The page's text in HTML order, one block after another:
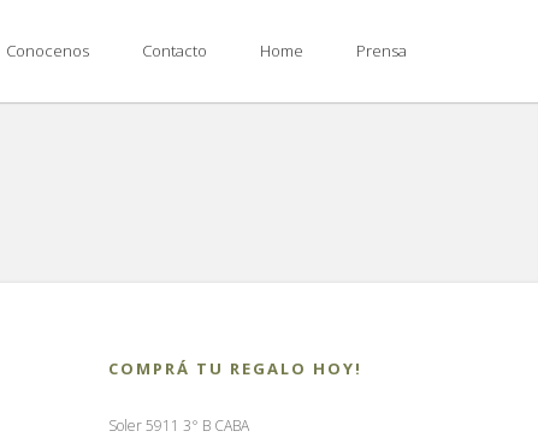
Conocenos Contacto Home Prensa
COMPRÁ TU REGALO HOY!
Soler 5911 3° B CABA